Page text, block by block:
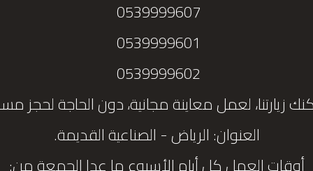
0539999607
0539999601
0539999602
زيارتنا، لعمل معاينة مجانية، دون الحاجة لحجز
العنوان: الرياض - الصناعية القديمة.
أوقات العمل كل أيام الأسبوع ما عدا الجمعة من: